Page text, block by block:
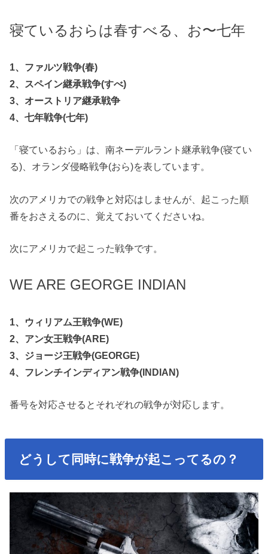
寝ているおらは春すべる、お〜七年
1、ファルツ戦争(春)
2、スペイン継承戦争(すべ)
3、オーストリア継承戦争
4、七年戦争(七年)
「寝ているおら」は、南ネーデルラント継承戦争(寝てい
る)、オランダ侵略戦争(おら)を表しています。
次のアメリカでの戦争と対応はしませんが、起こった順
番をおさえるのに、覚えておいてくださいね。
次にアメリカで起こった戦争です。
WE ARE GEORGE INDIAN
1、ウィリアム王戦争(WE)
2、アン女王戦争(ARE)
3、ジョージ王戦争(GEORGE)
4、フレンチインディアン戦争(INDIAN)
番号を対応させるとそれぞれの戦争が対応します。
どうして同時に戦争が起こってるの？